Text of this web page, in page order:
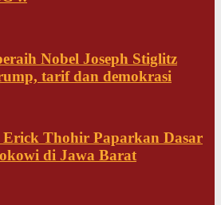
Nobel Joseph Stiglitz
tarif dan demokrasi
Erick Thohir Paparkan Dasar
di Jawa Barat